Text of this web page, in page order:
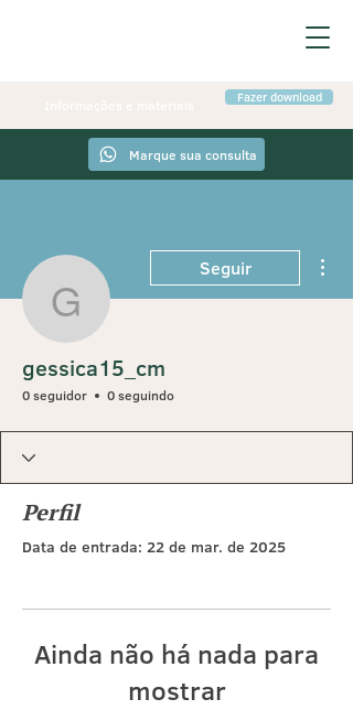
Marque sua consulta
Fazer download
gessica15_cm
Seguir
gessica15_cm
0 seguidor 0 seguindo
Perfil
Data de entrada: 22 de mar. de 2025
Ainda não há nada para
mostrar